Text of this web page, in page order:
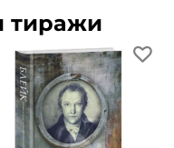
тиражи